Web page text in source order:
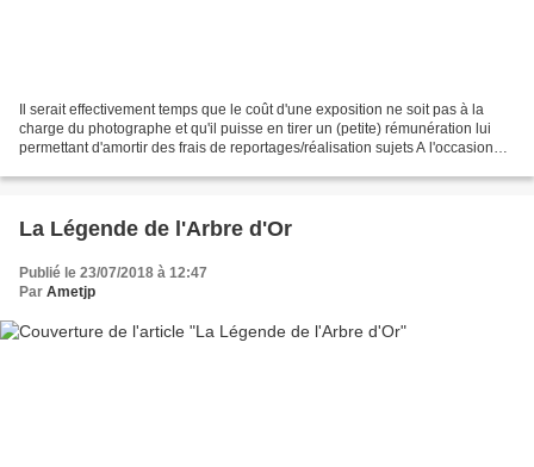
Il serait effectivement temps que le coût d'une exposition ne soit pas à la
charge du photographe et qu'il puisse en tirer un (petite) rémunération lui
permettant d'amortir des frais de reportages/réalisation sujets A l'occasion
La Légende de l'Arbre d'Or
Publié le 23/07/2018 à 12:47
Par Ametjp